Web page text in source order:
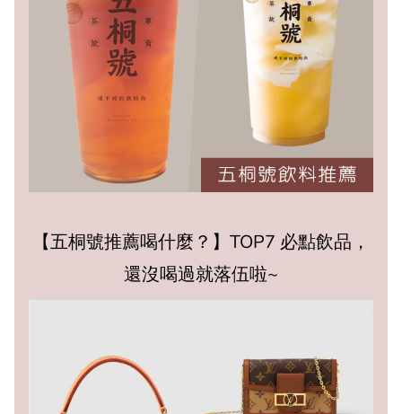
【五桐號推薦喝什麼？】TOP7 必點飲品，
還沒喝過就落伍啦~